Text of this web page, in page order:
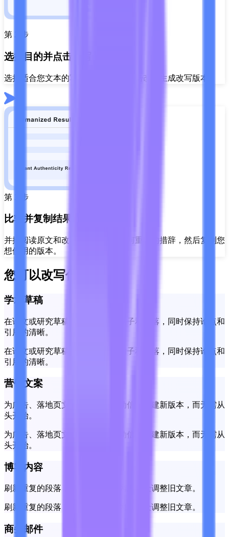
第 2 步
选择目的并点击改写
选择适合您文本的写作目的，然后点击改写生成改写版本。
第 3 步
比较并复制结果
并排阅读原文和改写文本，恢复任何重要的措辞，然后复制您
想使用的版本。
您可以改写什么？
学术草稿
在论文或研究草稿中改写复杂的句子和段落，同时保持论点和
引用的清晰。
在论文或研究草稿中改写复杂的句子和段落，同时保持论点和
引用的清晰。
营销文案
为广告、落地页文案、标题和活动信息创建新版本，而无需从
头开始。
为广告、落地页文案、标题和活动信息创建新版本，而无需从
头开始。
博客内容
刷新重复的段落，顺畅过渡，并为新受众调整旧文章。
刷新重复的段落，顺畅过渡，并为新受众调整旧文章。
商务邮件